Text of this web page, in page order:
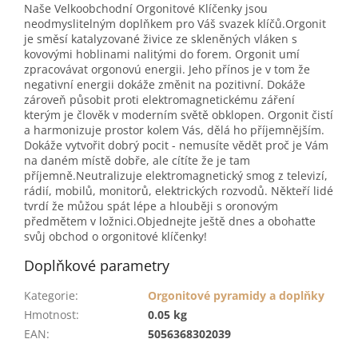
Naše Velkoobchodní Orgonitové Klíčenky jsou
neodmyslitelným doplňkem pro Váš svazek klíčů.Orgonit
je směsí katalyzované živice ze skleněných vláken s
kovovými hoblinami nalitými do forem. Orgonit umí
zpracovávat orgonovú energii. Jeho přínos je v tom že
negativní energii dokáže změnit na pozitivní. Dokáže
zároveň působit proti elektromagnetickému záření
kterým je člověk v moderním světě obklopen. Orgonit čistí
a harmonizuje prostor kolem Vás, dělá ho příjemnějším.
Dokáže vytvořit dobrý pocit - nemusíte vědět proč je Vám
na daném místě dobře, ale cítíte že je tam
příjemně.Neutralizuje elektromagnetický smog z televizí,
rádií, mobilů, monitorů, elektrických rozvodů. Někteří lidé
tvrdí že můžou spát lépe a hlouběji s oronovým
předmětem v ložnici.Objednejte ještě dnes a obohaťte
svůj obchod o orgonitové klíčenky!
Doplňkové parametry
Kategorie:
Orgonitové pyramidy a doplňky
Hmotnost:
0.05 kg
EAN:
5056368302039